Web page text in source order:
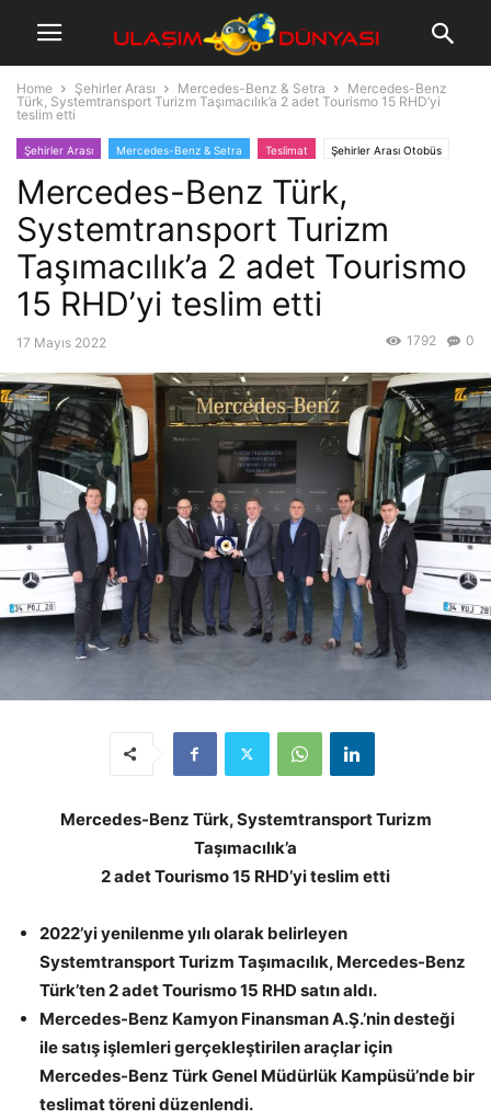
Home Şehirler Arası Mercedes-Benz & Setra
Mercedes-Benz
Türk, Systemtransport Turizm Taşımacılık’a 2 adet Tourismo 15 RHD’yi
teslim etti
Şehirler Arası Mercedes-Benz & Setra Teslimat Şehirler Arası Otobüs
Mercedes-Benz Türk,
Systemtransport Turizm
Taşımacılık’a 2 adet Tourismo
15 RHD’yi teslim etti
17 Mayıs 2022 0
1792
Mercedes-Benz Türk, Systemtransport Turizm
Taşımacılık’a
2 adet Tourismo 15 RHD’yi teslim etti
2022’yi yenilenme yılı olarak belirleyen
Systemtransport Turizm Taşımacılık, Mercedes-Benz
Türk’ten 2 adet Tourismo 15 RHD satın aldı.
Mercedes-Benz Kamyon Finansman A.Ş.’nin desteği
ile satış işlemleri gerçekleştirilen araçlar için
Mercedes-Benz Türk Genel Müdürlük Kampüsü’nde bir
teslimat töreni düzenlendi.